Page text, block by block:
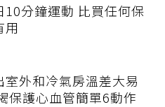
10分鐘運動 比買任何保
用
室外和冷氣房溫差大易
保護心血管簡單6動作